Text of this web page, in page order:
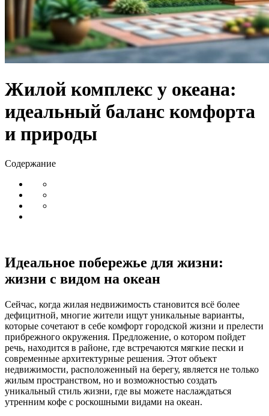
Жилой комплекс у океана:
идеальный баланс комфорта
и природы
Содержание
Идеальное побережье для жизни:
жизни с видом на океан
Сейчас, когда жилая недвижимость становится всё более
дефицитной, многие жители ищут уникальные варианты,
которые сочетают в себе комфорт городской жизни и прелести
прибрежного окружения. Предложение, о котором пойдет
речь, находится в районе, где встречаются мягкие пески и
современные архитектурные решения. Этот объект
недвижимости, расположенный на берегу, является не только
жилым пространством, но и возможностью создать
уникальный стиль жизни, где вы можете наслаждаться
утренним кофе с роскошными видами на океан.